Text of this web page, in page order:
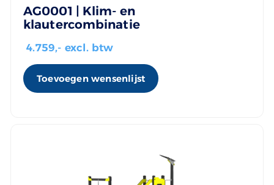
AG0001 | Klim- en
klautercombinatie
4.759,- excl. btw
Toevoegen wensenlijst